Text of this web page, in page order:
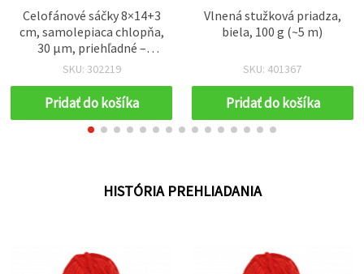
Celofánové sáčky 8×14+3
cm, samolepiaca chlopňa,
30 µm, priehľadné –
balenie 200 ks
SKU: 302219
Pridať do košíka
Vlnená stužková priadza,
biela, 100 g (~5 m)
SKU: 401367
Pridať do košíka
HISTÓRIA PREHLIADANIA